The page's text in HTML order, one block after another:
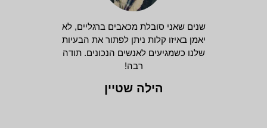
שנים שאני סובלת מכאבים ברגליים, לא
יאמן באיזו קלות ניתן לפתור את הבעיות
שלנו כשמגיעים לאנשים הנכונים. תודה
רבה!
הילה שטיין